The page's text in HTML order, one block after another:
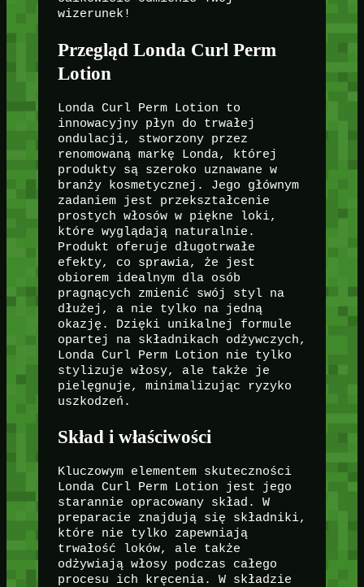
wizerunek!
Przegląd Londa Curl Perm
Lotion
Londa Curl Perm Lotion to
innowacyjny płyn do trwałej
ondulacji, stworzony przez
renomowaną markę Londa, której
produkty są szeroko uznawane w
branży kosmetycznej. Jego głównym
zadaniem jest przekształcenie
prostych włosów w piękne loki,
które wyglądają naturalnie.
Produkt oferuje długotrwałe
efekty, co sprawia, że jest
obiorem idealnym dla osób
pragnących zmienić swój styl na
dłużej, a nie tylko na jedną
okazję. Dzięki unikalnej formule
opartej na składnikach odżywczych,
Londa Curl Perm Lotion nie tylko
stylizuje włosy, ale także je
pielęgnuje, minimalizując ryzyko
uszkodzeń.
Skład i właściwości
Kluczowym elementem skuteczności
Londa Curl Perm Lotion jest jego
starannie opracowany skład. W
preparacie znajdują się składniki,
które nie tylko zapewniają
trwałość loków, ale także
odżywiają włosy podczas całego
procesu ich kręcenia. W składzie